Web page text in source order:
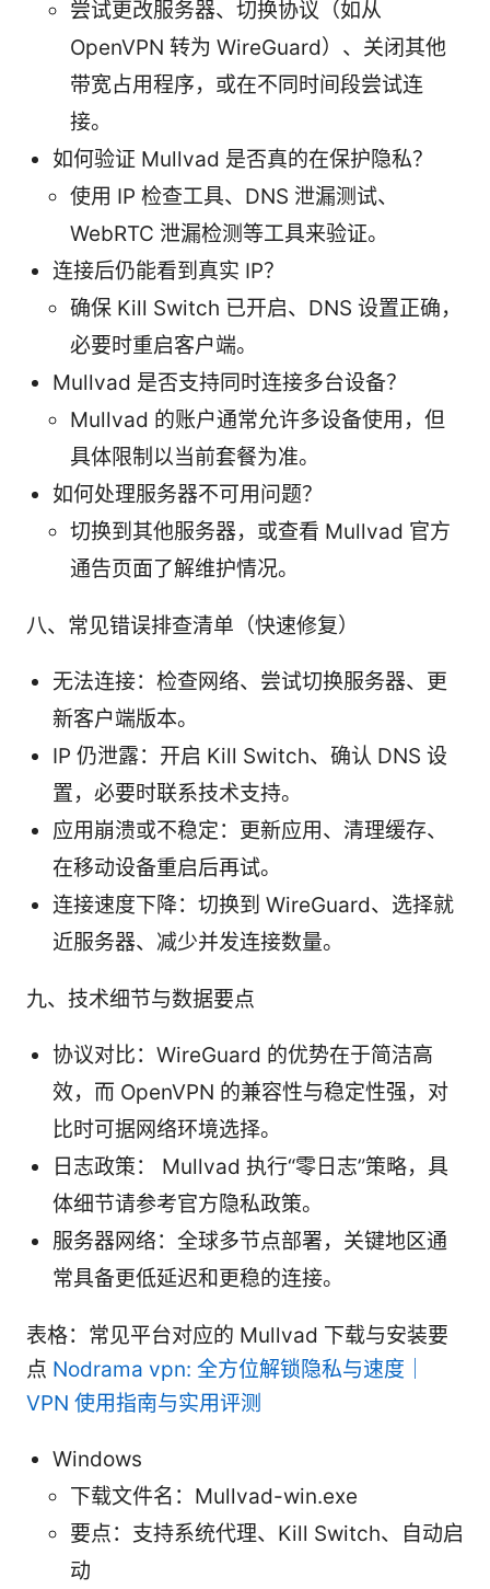
尝试更改服务器、切换协议（如从
OpenVPN 转为 WireGuard）、关闭其他
带宽占用程序，或在不同时间段尝试连
接。
如何验证 Mullvad 是否真的在保护隐私？
使用 IP 检查工具、DNS 泄漏测试、
WebRTC 泄漏检测等工具来验证。
连接后仍能看到真实 IP？
确保 Kill Switch 已开启、DNS 设置正确，
必要时重启客户端。
Mullvad 是否支持同时连接多台设备？
Mullvad 的账户通常允许多设备使用，但
具体限制以当前套餐为准。
如何处理服务器不可用问题？
切换到其他服务器，或查看 Mullvad 官方
通告页面了解维护情况。
八、常见错误排查清单（快速修复）
无法连接：检查网络、尝试切换服务器、更
新客户端版本。
IP 仍泄露：开启 Kill Switch、确认 DNS 设
置，必要时联系技术支持。
应用崩溃或不稳定：更新应用、清理缓存、
在移动设备重启后再试。
连接速度下降：切换到 WireGuard、选择就
近服务器、减少并发连接数量。
九、技术细节与数据要点
协议对比：WireGuard 的优势在于简洁高
效，而 OpenVPN 的兼容性与稳定性强，对
比时可据网络环境选择。
日志政策： Mullvad 执行“零日志”策略，具
体细节请参考官方隐私政策。
服务器网络：全球多节点部署，关键地区通
常具备更低延迟和更稳的连接。
表格：常见平台对应的 Mullvad 下载与安装要
点 Nodrama vpn: 全方位解锁隐私与速度｜
VPN 使用指南与实用评测
Windows
下载文件名：Mullvad-win.exe
要点：支持系统代理、Kill Switch、自动启
动